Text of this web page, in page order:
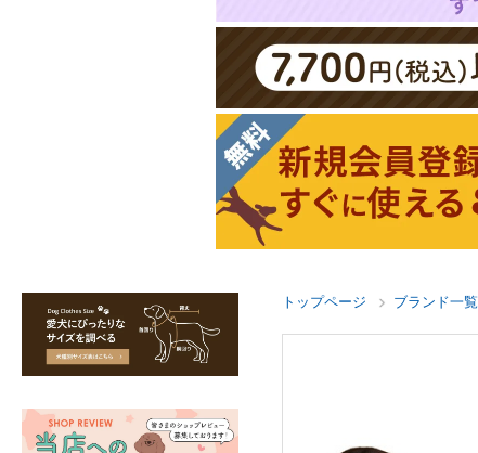
トップページ ブランド一覧